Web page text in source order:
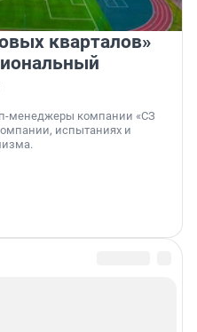
кварталов»
менеджеры компании «СЗ
испытаниях и